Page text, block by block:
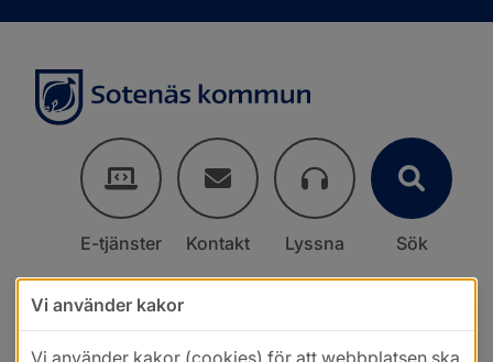
E-tjänster Kontakt Lyssna Sök
Vi använder kakor
Vi använder kakor (cookies) för att webbplatsen ska